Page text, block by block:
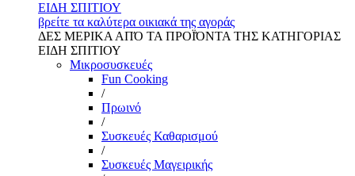
ΕΙΔΗ ΣΠΙΤΙΟΥ
βρείτε τα καλύτερα οικιακά της αγοράς
ΔΕΣ ΜΕΡΙΚΑ ΑΠΌ ΤΑ ΠΡΟΪΌΝΤΑ ΤΗΣ ΚΑΤΗΓΟΡΙΑΣ
ΕΙΔΗ ΣΠΙΤΙΟΥ
Μικροσυσκευές
Fun Cooking
/
Πρωινό
/
Συσκευές Καθαρισμού
/
Συσκευές Μαγειρικής